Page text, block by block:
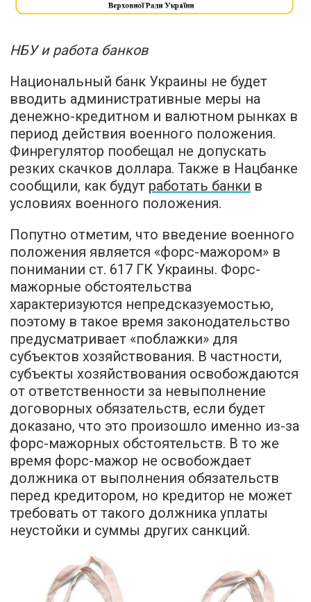
НБУ и работа банков
Национальный банк Украины не будет
вводить административные меры на
денежно-кредитном и валютном рынках в
период действия военного положения.
Финрегулятор пообещал не допускать
резких скачков доллара. Также в Нацбанке
сообщили, как будут работать банки в
условиях военного положения.
Попутно отметим, что введение военного
положения является «форс-мажором» в
понимании ст. 617 ГК Украины. Форс-
мажорные обстоятельства
характеризуются непредсказуемостью,
поэтому в такое время законодательство
предусматривает «поблажки» для
субъектов хозяйствования. В частности,
субъекты хозяйствования освобождаются
от ответственности за невыполнение
договорных обязательств, если будет
доказано, что это произошло именно из-за
форс-мажорных обстоятельств. В то же
время форс-мажор не освобождает
должника от выполнения обязательств
перед кредитором, но кредитор не может
требовать от такого должника уплаты
неустойки и суммы других санкций.